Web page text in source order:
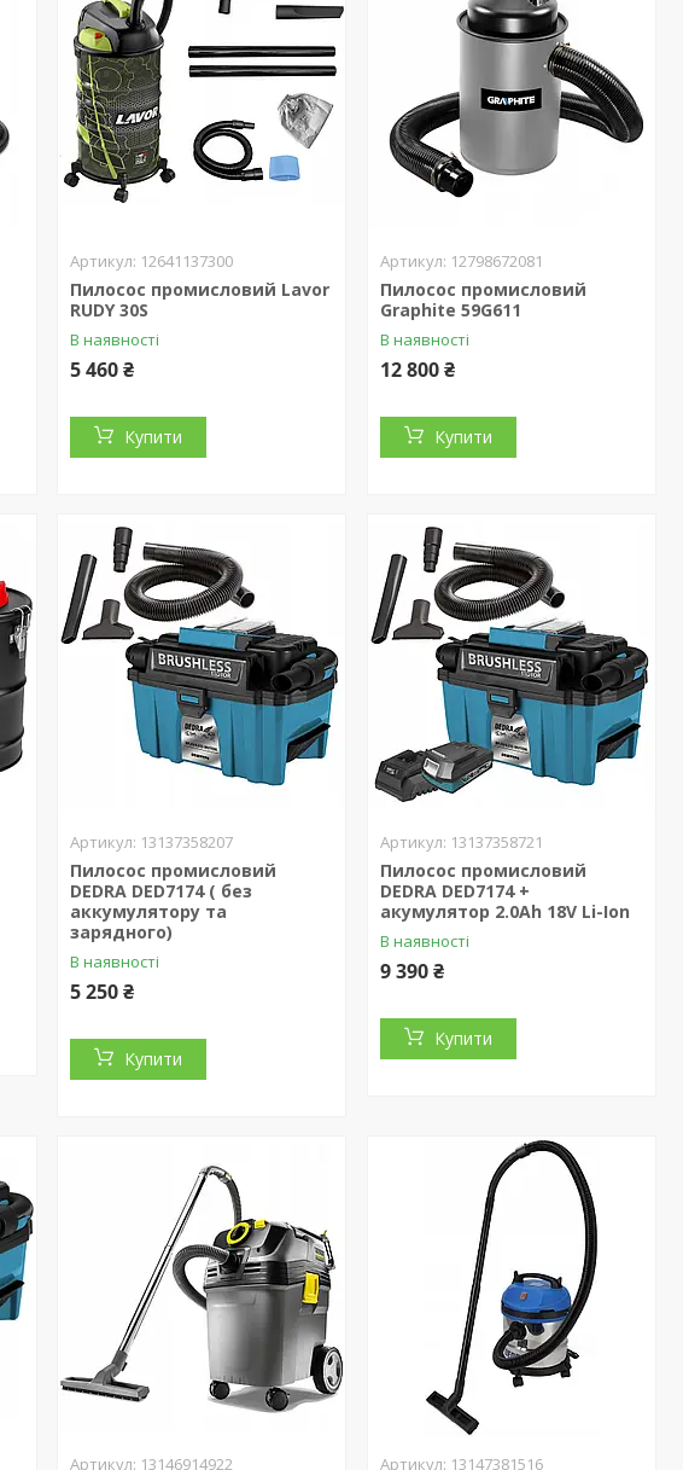
12641137300
Пилосос промисловий Lavor
RUDY 30S
В наявності
5 460 ₴
Купити
12798672081
Пилосос промисловий
Graphite 59G611
В наявності
12 800 ₴
Купити
13137358207
Пилосос промисловий
DEDRA DED7174 ( без
аккумулятору та
зарядного)
В наявності
5 250 ₴
Купити
13137358721
Пилосос промисловий
DEDRA DED7174 +
акумулятор 2.0Ah 18V Li-Ion
В наявності
9 390 ₴
Купити
13146914922 13147381516